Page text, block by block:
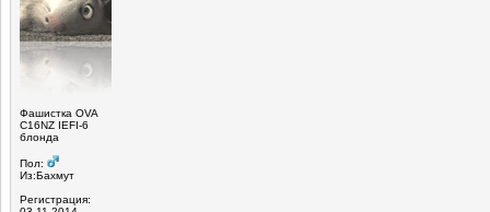
Фашистка OVA
C16NZ IEFI-6
блонда
Пол:
Из:Бахмут
Регистрация: